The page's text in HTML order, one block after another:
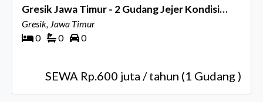
Gresik Jawa Timur - 2 Gudang Jejer Kondisi
Baru - Nol Jalan Raya - Ada Ruang Kantor -
Halaman Luas - Akses Kontainer 40 Feet
Gresik, Jawa Timur
0
0 0
SEWA Rp.600 juta / tahun (1 Gudang )